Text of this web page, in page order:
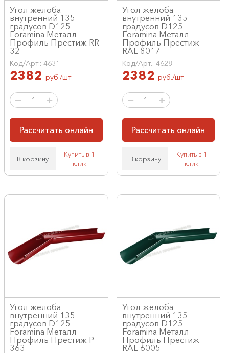
Угол желоба
внутренний 135
градусов D125
Foramina Металл
Профиль Престиж RR
32
Код/Арт.: 4631
2382 руб./шт
Рассчитать онлайн
В корзину
Купить в 1
клик
Угол желоба
внутренний 135
градусов D125
Foramina Металл
Профиль Престиж
RAL 8017
Код/Арт.: 4628
2382 руб./шт
Рассчитать онлайн
В корзину
Купить в 1
клик
Угол желоба
внутренний 135
градусов D125
Foramina Металл
Профиль Престиж Р
363
Угол желоба
внутренний 135
градусов D125
Foramina Металл
Профиль Престиж
RAL 6005